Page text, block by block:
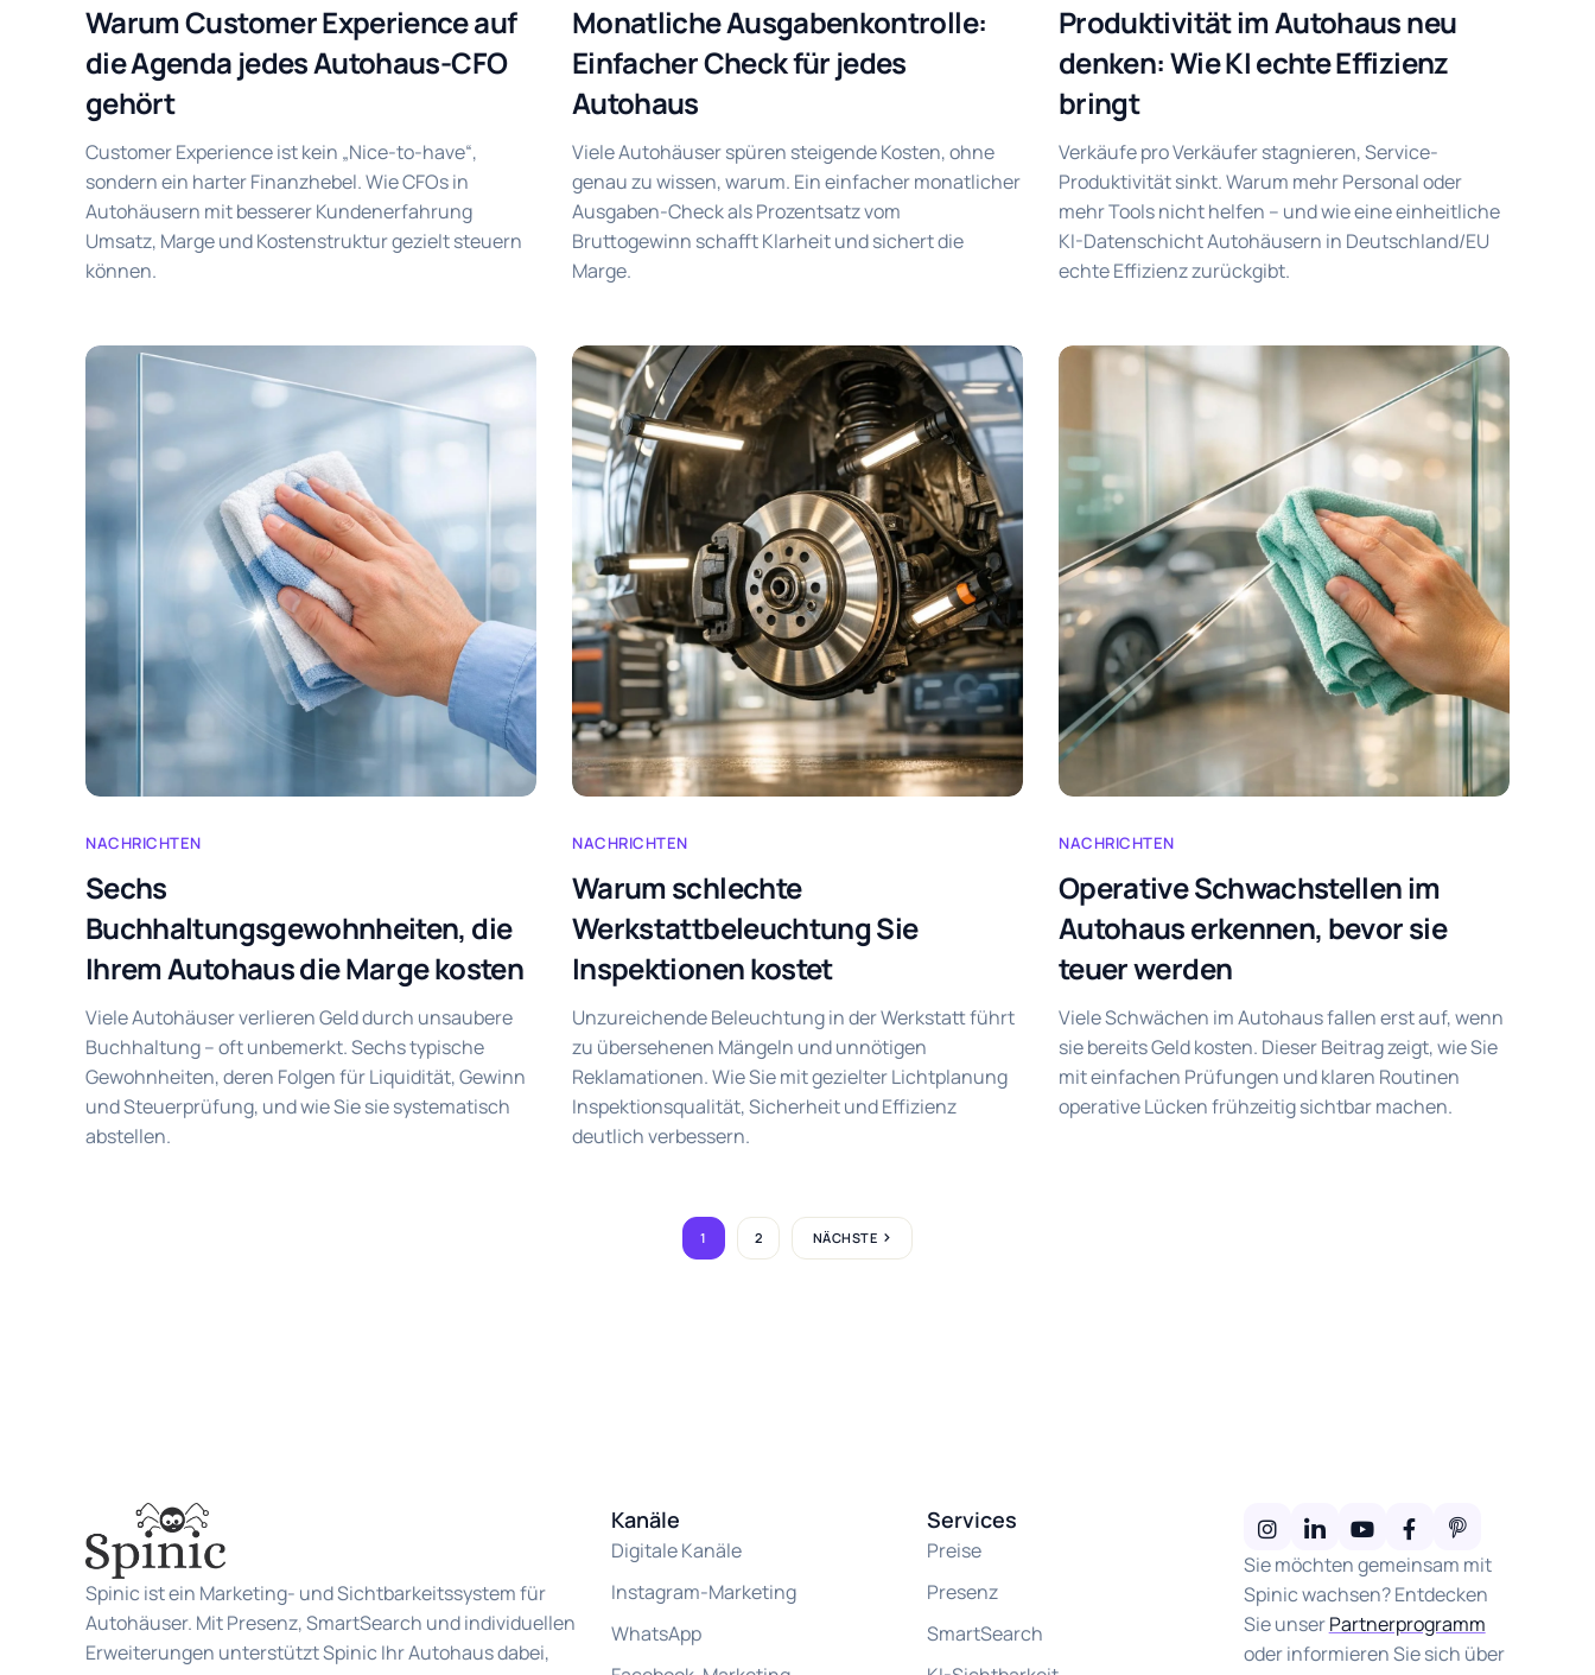
Warum Customer Experience auf
die Agenda jedes Autohaus-CFO
gehört
Customer Experience ist kein „Nice-to-have“,
sondern ein harter Finanzhebel. Wie CFOs in
Autohäusern mit besserer Kundenerfahrung
Umsatz, Marge und Kostenstruktur gezielt steuern
können.
Monatliche Ausgabenkontrolle:
Einfacher Check für jedes
Autohaus
Viele Autohäuser spüren steigende Kosten, ohne
genau zu wissen, warum. Ein einfacher monatlicher
Ausgaben-Check als Prozentsatz vom
Bruttogewinn schafft Klarheit und sichert die
Marge.
Produktivität im Autohaus neu
denken: Wie KI echte Effizienz
bringt
Verkäufe pro Verkäufer stagnieren, Service-
Produktivität sinkt. Warum mehr Personal oder
mehr Tools nicht helfen – und wie eine einheitliche
KI-Datenschicht Autohäusern in Deutschland/EU
echte Effizienz zurückgibt.
NACHRICHTEN
Sechs
Buchhaltungsgewohnheiten, die
Ihrem Autohaus die Marge kosten
Viele Autohäuser verlieren Geld durch unsaubere
Buchhaltung – oft unbemerkt. Sechs typische
Gewohnheiten, deren Folgen für Liquidität, Gewinn
und Steuerprüfung, und wie Sie sie systematisch
abstellen.
NACHRICHTEN
Warum schlechte
Werkstattbeleuchtung Sie
Inspektionen kostet
Unzureichende Beleuchtung in der Werkstatt führt
zu übersehenen Mängeln und unnötigen
Reklamationen. Wie Sie mit gezielter Lichtplanung
Inspektionsqualität, Sicherheit und Effizienz
deutlich verbessern.
NACHRICHTEN
Operative Schwachstellen im
Autohaus erkennen, bevor sie
teuer werden
Viele Schwächen im Autohaus fallen erst auf, wenn
sie bereits Geld kosten. Dieser Beitrag zeigt, wie Sie
mit einfachen Prüfungen und klaren Routinen
operative Lücken frühzeitig sichtbar machen.
1 2 NÄCHSTE
Spinic ist ein Marketing- und Sichtbarkeitssystem für
Autohäuser. Mit Presenz, SmartSearch und individuellen
Erweiterungen unterstützt Spinic Ihr Autohaus dabei,
Kanäle
Digitale Kanäle
Instagram-Marketing
WhatsApp
Services
Preise
Presenz
SmartSearch
Sie möchten gemeinsam mit
Spinic wachsen? Entdecken
Sie unserPartnerprogramm
oder informieren Sie sich über